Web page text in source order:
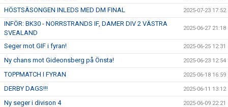
HÖSTSÄSONGEN INLEDS MED DM FINAL 2025-07-23 17:52
INFÖR: BK30 - NORRSTRANDS IF, DAMER DIV 2 VÄSTRA
SVEALAND
2025-06-27 21:18
Seger mot GIF i fyran! 2025-06-25 12:31
Ny chans mot Gideonsberg på Önsta! 2025-06-23 12:54
TOPPMATCH I FYRAN 2025-06-18 16:59
DERBY DAGS!!! 2025-06-11 13:12
Ny seger i divison 4 2025-06-09 22:21